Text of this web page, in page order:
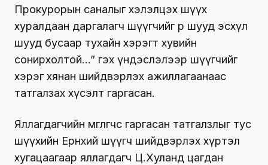
Прокурорын саналыг хэлэлцэх шүүх
хуралдаан даргалагч шүүгчийг өөрөө шууд эсхүл
шууд бусаар тухайн хэрэгт хувийн
сонирхолтой…” гэх үндэслэлээр шүүгчийг
хэрэг хянан шийдвэрлэх ажиллагаанаас
татгалзах хүсэлт гаргасан.
Яллагдагчийн өмгөөлөгчөөс гаргасан татгалзлыг тус
шүүхийн Ерөнхий шүүгч шийдвэрлэх хүртэл
хугацаагаар яллагдагч Ц.Хуланд цагдан